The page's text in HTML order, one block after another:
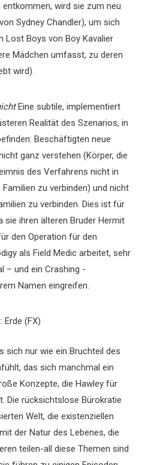
wird sie zum neu
Sydney Chandler), um sich
Lost Boys von Boy Kavalier
Mädchen umfasst, zu deren
wird).
Eine subtile, implementiert
Realität des Szenarios, in
Beschäftigten neue
ganz verstehen (Körper, die
des Verfahrens nicht in
zu verbinden) und nicht
zu verbinden. Dies ist für
sie ihren älteren Bruder Hermit
den Operation für den
als Field Medic arbeitet, sehr
– und ein Crashing -
Namen eingreifen.
Erde (FX)
sich nur wie ein Bruchteil des
das sich manchmal ein
Konzepte, die Hawley für
Die rücksichtslose Bürokratie
Welt, die existenziellen
der Natur des Lebenes, die
teilen-all diese Themen sind